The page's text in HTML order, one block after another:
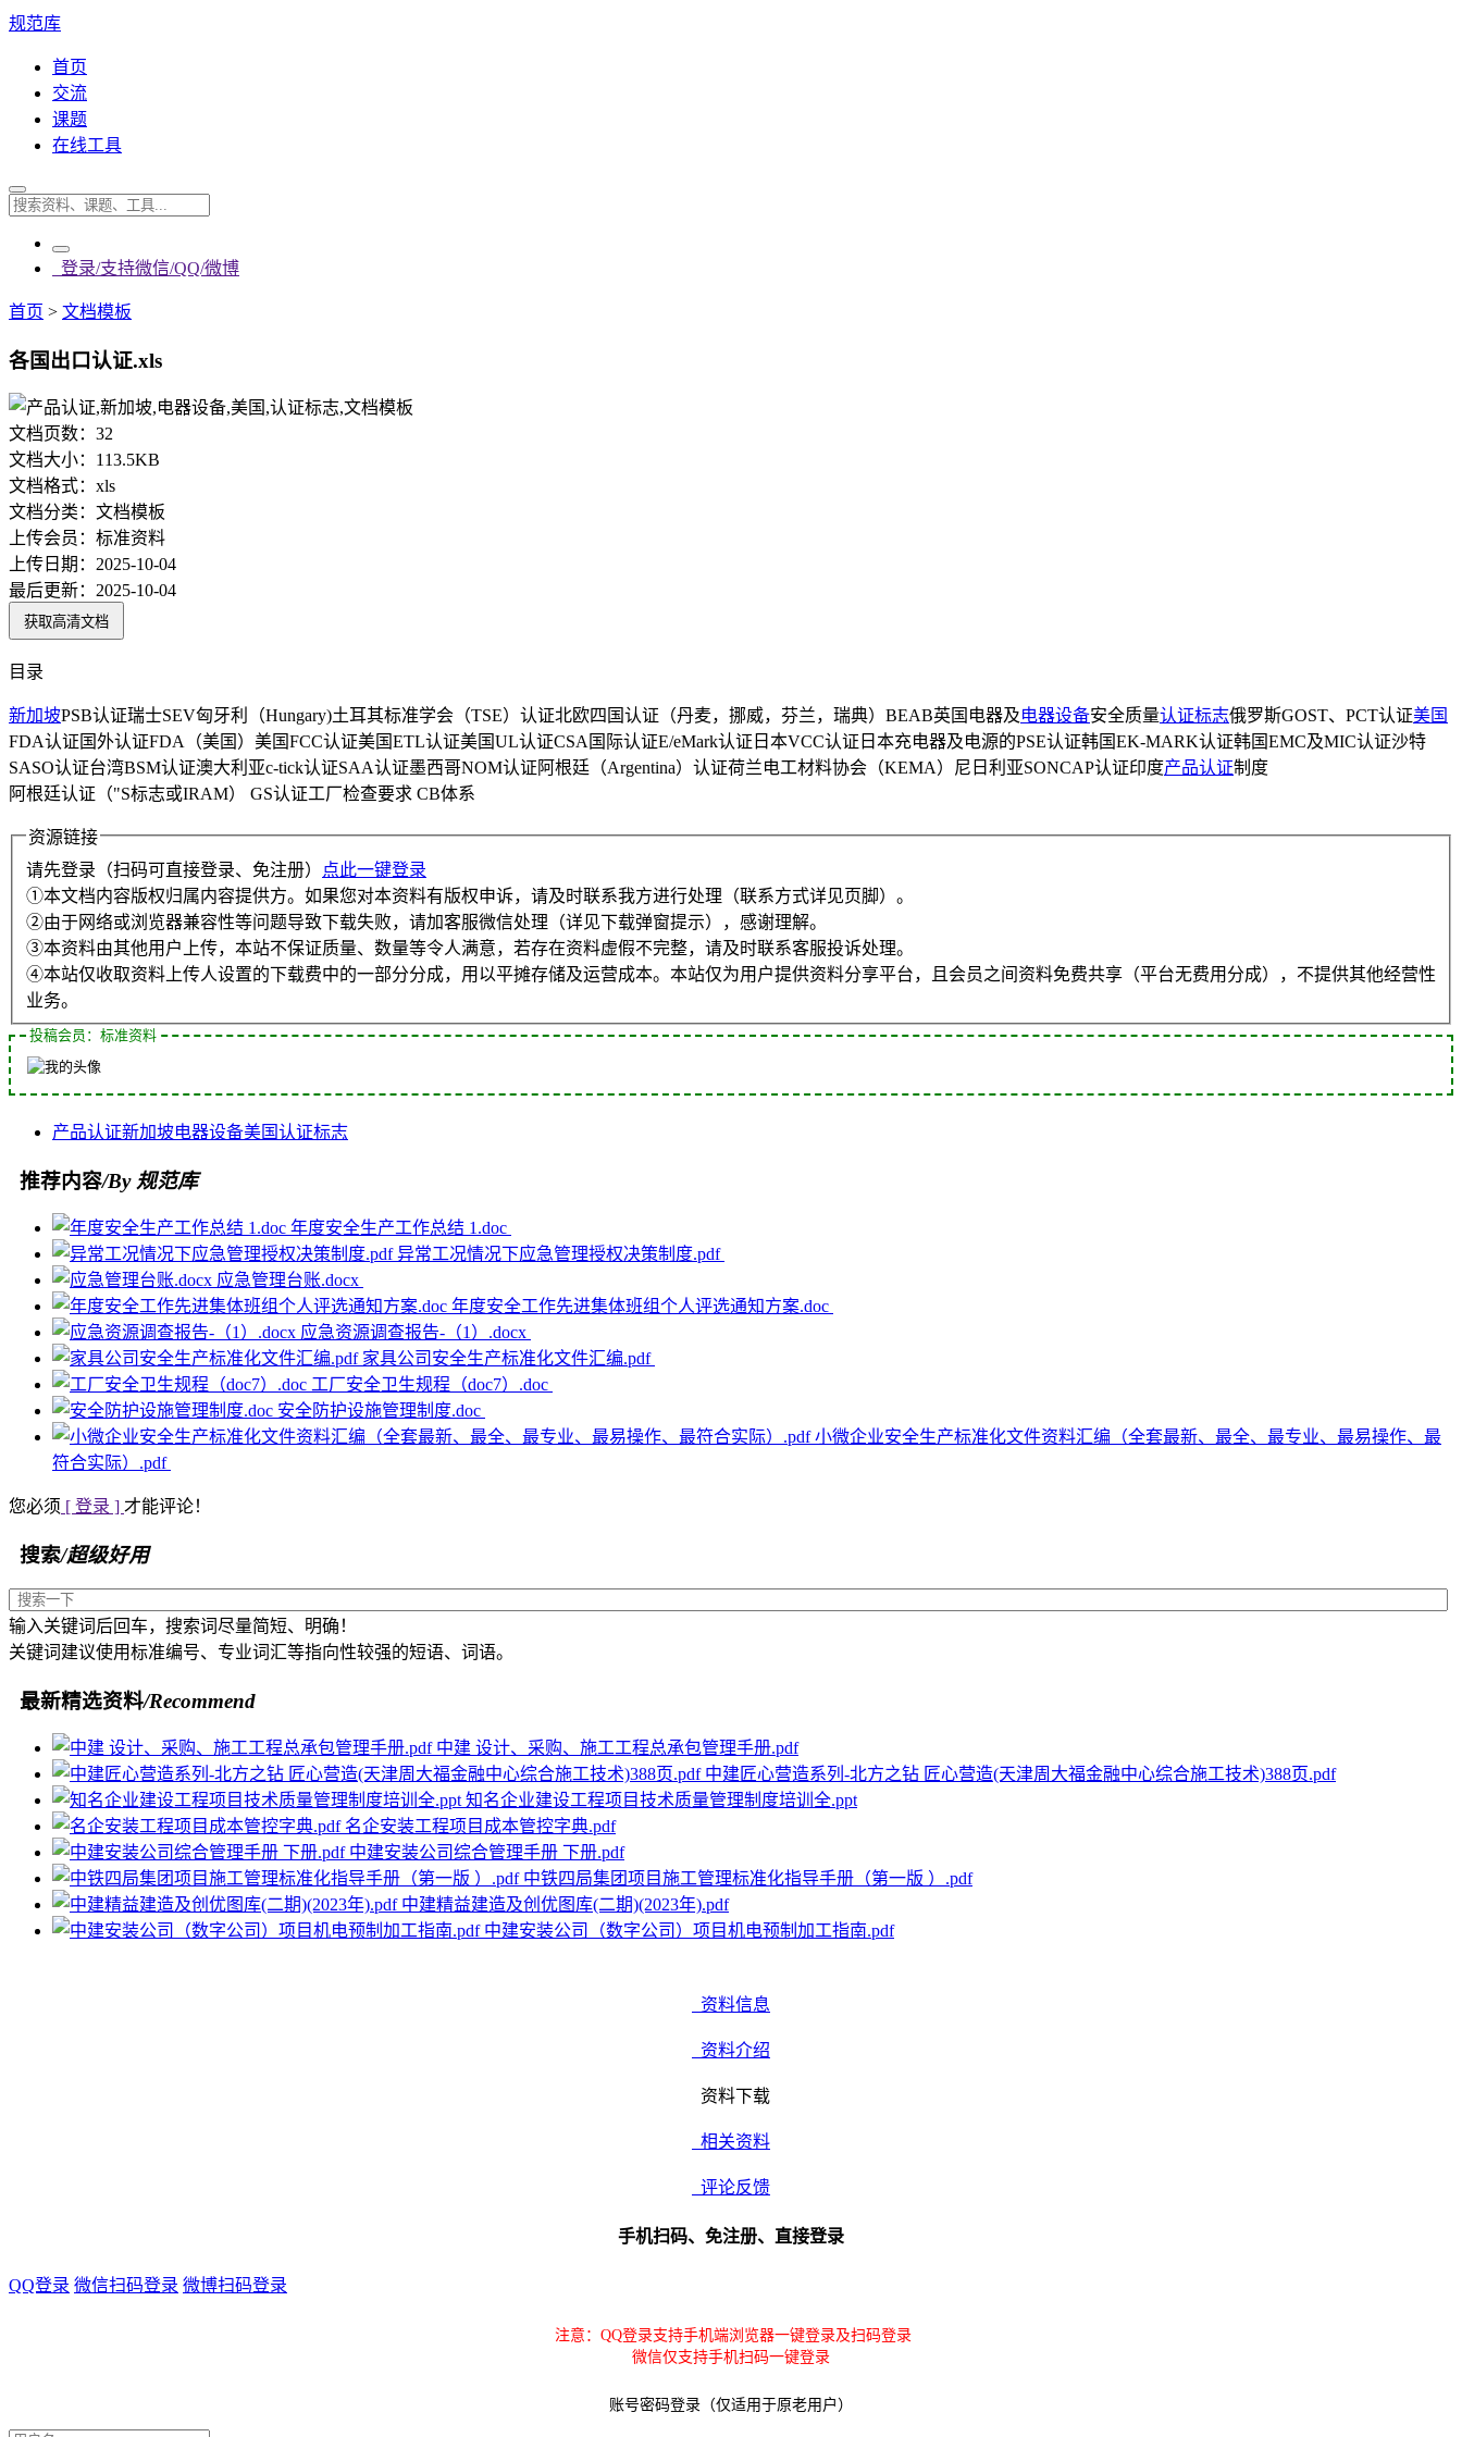
规范库
首页
交流
课题
在线工具
登录/支持微信/QQ/微博
首页 > 文档模板
各国出口认证.xls
文档页数： 32
文档大小： 113.5KB
文档格式： xls
文档分类： 文档模板
上传会员： 标准资料
上传日期： 2025-10-04
最后更新： 2025-10-04
获取高清文档
目录
新加坡PSB认证瑞士SEV匈牙利（Hungary)土耳其标准学会（TSE）认证北欧四国认证（丹麦，挪威，芬兰，瑞典）BEAB英国电器及电器设备安全质量认证标志俄罗斯GOST、PCT认证美国
FDA认证国外认证FDA（美国）美国FCC认证美国ETL认证美国UL认证CSA国际认证E/eMark认证日本VCC认证日本充电器及电源的PSE认证韩国EK-MARK认证韩国EMC及MIC认证沙特
SASO认证台湾BSM认证澳大利亚c-tick认证SAA认证墨西哥NOM认证阿根廷（Argentina）认证荷兰电工材料协会（KEMA）尼日利亚SONCAP认证印度产品认证制度
阿根廷认证（"S标志或IRAM） GS认证工厂检查要求 CB体系
资源链接
请先登录（扫码可直接登录、免注册）
点此一键登录
①本文档内容版权归属内容提供方。如果您对本资料有版权申诉，请及时联系我方进行处理（联系方式详见页脚）。
②由于网络或浏览器兼容性等问题导致下载失败，请加客服微信处理（详见下载弹窗提示），感谢理解。
③本资料由其他用户上传，本站不保证质量、数量等令人满意，若存在资料虚假不完整，请及时联系客服投诉处理。
④本站仅收取资料上传人设置的下载费中的一部分分成，用以平摊存储及运营成本。本站仅为用户提供资料分享平台，且会员之间资料免费共享（平台无费用分成），不提供其他经营性
业务。
投稿会员：标准资料
产品认证新加坡电器设备美国认证标志
推荐内容/By 规范库
年度安全生产工作总结 1.doc
异常工况情况下应急管理授权决策制度.pdf
应急管理台账.docx
年度安全工作先进集体班组个人评选通知方案.doc
应急资源调查报告-（1）.docx
家具公司安全生产标准化文件汇编.pdf
工厂安全卫生规程（doc7）.doc
安全防护设施管理制度.doc
小微企业安全生产标准化文件资料汇编（全套最新、最全、最专业、最易操作、最
符合实际）.pdf
您必须 [ 登录 ] 才能评论！
搜索/超级好用
输入关键词后回车，搜索词尽量简短、明确！
关键词建议使用标准编号、专业词汇等指向性较强的短语、词语。
最新精选资料/Recommend
中建 设计、采购、施工工程总承包管理手册.pdf
中建匠心营造系列-北方之钻 匠心营造(天津周大福金融中心综合施工技术)388页.pdf
知名企业建设工程项目技术质量管理制度培训全.ppt
名企安装工程项目成本管控字典.pdf
中建安装公司综合管理手册 下册.pdf
中铁四局集团项目施工管理标准化指导手册（第一版 ）.pdf
中建精益建造及创优图库(二期)(2023年).pdf
中建安装公司（数字公司）项目机电预制加工指南.pdf
资料信息
资料介绍
资料下载
相关资料
评论反馈
手机扫码、免注册、直接登录
QQ登录 微信扫码登录 微博扫码登录
注意：QQ登录支持手机端浏览器一键登录及扫码登录
微信仅支持手机扫码一键登录
账号密码登录（仅适用于原老用户）